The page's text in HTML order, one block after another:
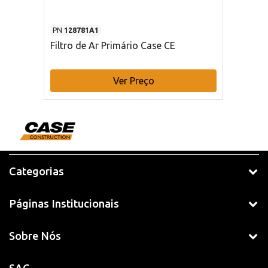
PN 128781A1
Filtro de Ar Primário Case CE
Ver Preço
Categorias
Páginas Institucionais
Sobre Nós